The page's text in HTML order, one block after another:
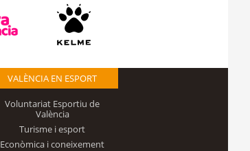
VALÈNCIA EN ESPORT
Voluntariat Esportiu de
València
Turisme i esport
Econòmica i coneixement